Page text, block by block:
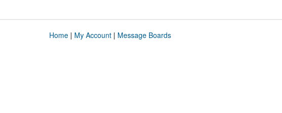
Home| My Account| Message Boards